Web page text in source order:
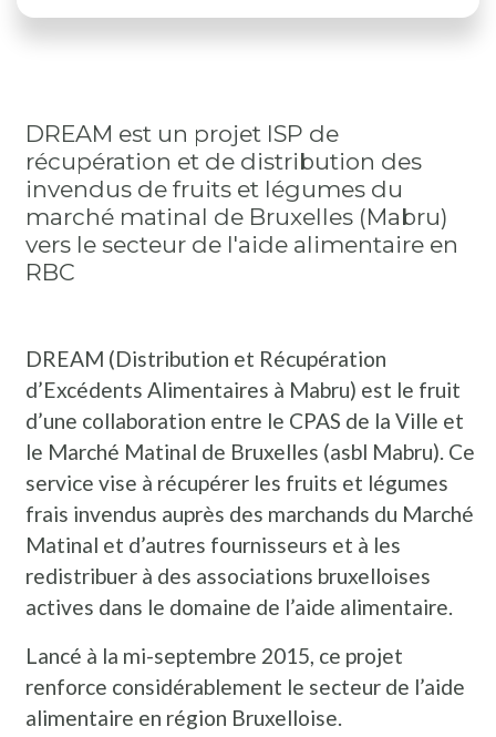
DREAM est un projet ISP de
récupération et de distribution des
invendus de fruits et légumes du
marché matinal de Bruxelles (Mabru)
vers le secteur de l'aide alimentaire en
RBC
DREAM (Distribution et Récupération
d’Excédents Alimentaires à Mabru) est le fruit
d’une collaboration entre le CPAS de la Ville et
le Marché Matinal de Bruxelles (asbl Mabru). Ce
service vise à récupérer les fruits et légumes
frais invendus auprès des marchands du Marché
Matinal et d’autres fournisseurs et à les
redistribuer à des associations bruxelloises
actives dans le domaine de l’aide alimentaire.
Lancé à la mi-septembre 2015, ce projet
renforce considérablement le secteur de l’aide
alimentaire en région Bruxelloise.